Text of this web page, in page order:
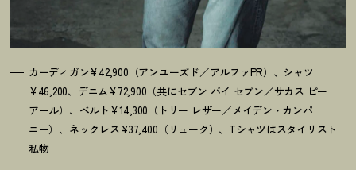
カーディガン¥42,900（アンユーズド／アルファPR）、シャツ
¥46,200、デニム¥72,900（共にセブン バイ セブン／サカス ピー
アール）、ベルト¥14,300（トリー レザー／メイデン・カンパ
ニー）、ネックレス¥37,400（リューク）、Tシャツはスタイリスト
私物